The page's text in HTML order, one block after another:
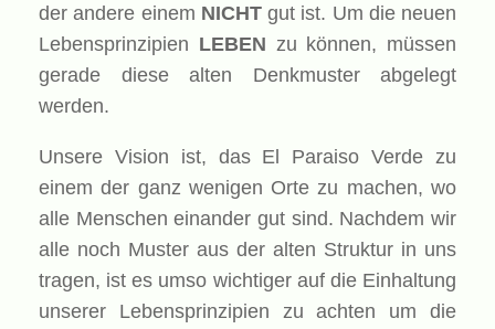
der andere einem NICHTgut ist. Um die neuen
Lebensprinzipien LEBEN zu können, müssen
gerade diese alten Denkmuster abgelegt
werden.
Unsere Vision ist, das El Paraiso Verde zu
einem der ganz wenigen Orte zu machen, wo
alle Menschen einander gut sind. Nachdem wir
alle noch Muster aus der alten Struktur in uns
tragen, ist es umso wichtiger auf die Einhaltung
unserer Lebensprinzipien zu achten um die